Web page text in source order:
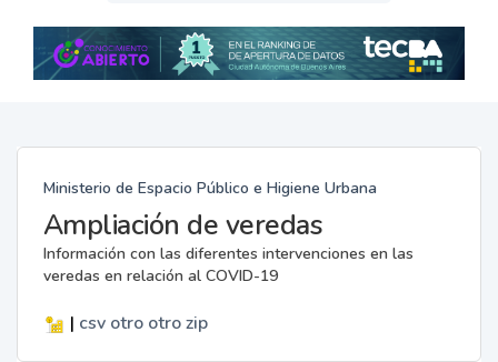
Ministerio de Espacio Público e Higiene Urbana
Ampliación de veredas
Información con las diferentes intervenciones en las
veredas en relación al COVID-19
| csv otro otro zip